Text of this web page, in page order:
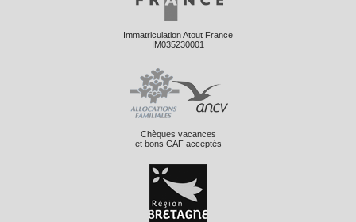
Immatriculation Atout France
IM035230001
Chèques vacances
et bons CAF acceptés